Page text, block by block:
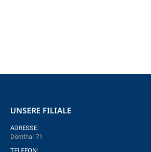
UNSERE FILIALE
ADRESSE:
Dörnthal 71
TELEFON: